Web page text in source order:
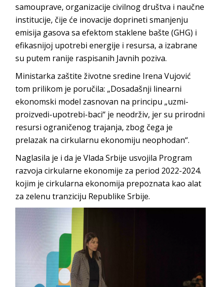
samouprave, organizacije civilnog društva i naučne
institucije, čije će inovacije doprineti smanjenju
emisija gasova sa efektom staklene bašte (GHG) i
efikasnijoj upotrebi energije i resursa, a izabrane
su putem ranije raspisanih Javnih poziva.
Ministarka zaštite životne sredine Irena Vujović
tom prilikom je poručila: „Dosadašnji linearni
ekonomski model zasnovan na principu „uzmi-
proizvedi-upotrebi-baci“ je neodrživ, jer su prirodni
resursi ograničenog trajanja, zbog čega je
prelazak na cirkularnu ekonomiju neophodan“.
Naglasila je i da je Vlada Srbije usvojila Program
razvoja cirkularne ekonomije za period 2022-2024.
kojim je cirkularna ekonomija prepoznata kao alat
za zelenu tranziciju Republike Srbije.